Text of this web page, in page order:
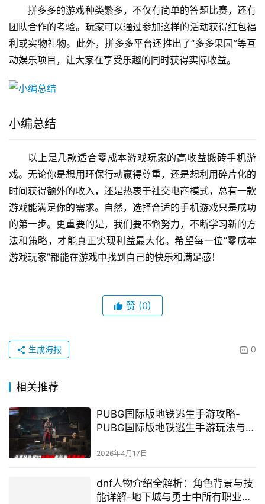
拼多多的游戏种类繁多，不仅有简单的答题比赛，还有
团队合作的考验。玩家可以通过参加这样的活动获得红包福
利或实物礼物。此外，拼多多平台还推出了“多多果园”等互
动娱乐项目，让大家在享受乐趣的同时获得实际收益。
小编总结
以上是几款适合零成本游戏玩家的高收益搬砖手机游
戏。无论你是想用环保行动赢得尊重，还是想利用碎片化的
时间获得额外的收入，还是热衷于社交电商模式，总有一款
游戏能满足你的需求。自然，选择合适的手机游戏只是成功
的第一步。更重要的是，我们要不懈努力，不断学习新的方
法和策略，才能真正实现利益最大化。希望每一位“零成本
游戏玩家”都能在游戏中找到自己的快乐和满足感！
赞 (0)
0
生成海报
相关推荐
PUBG国际版地铁逃生手游攻略-
PUBG国际版地铁逃生手游玩法与技
2026年4月17日
dnf人物介绍全解析：角色背景与技
能详解-地下城与勇士中所有职业角